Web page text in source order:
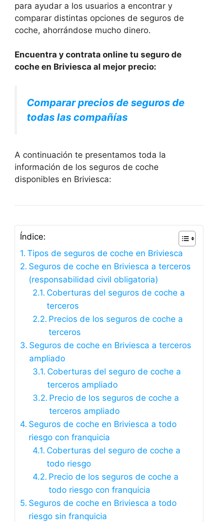
para ayudar a los usuarios a encontrar y
comparar distintas opciones de seguros de
coche, ahorrándose mucho dinero.
Encuentra y contrata online tu seguro de
coche en Briviesca al mejor precio:
Comparar precios de seguros de
todas las compañías
A continuación te presentamos toda la
información de los seguros de coche
disponibles en Briviesca:
Índice:
Tipos de seguros de coche en Briviesca
Seguros de coche en Briviesca a terceros
(responsabilidad civil obligatoria)
Coberturas del seguros de coche a
terceros
Precios de los seguros de coche a
terceros
Seguros de coche en Briviesca a terceros
ampliado
Coberturas del seguro de coche a
terceros ampliado
Precio de los seguros de coche a
terceros ampliado
Seguros de coche en Briviesca a todo
riesgo con franquicia
Coberturas del seguro de coche a
todo riesgo
Precio de los seguros de coche a
todo riesgo con franquicia
Seguros de coche en Briviesca a todo
riesgo sin franquicia